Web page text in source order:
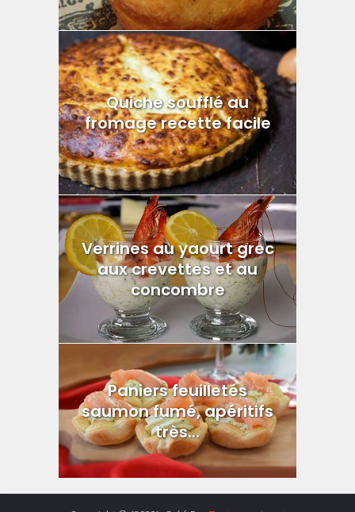
Quiche soufflé au
fromage recette facile
Verrines au yaourt grec
aux crevettes et au
concombre
Paniers feuilletés
saumon fumé, apéritifs
très...